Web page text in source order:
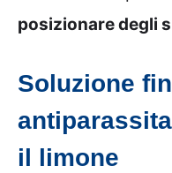
posizionare degli
Soluzione
il limone